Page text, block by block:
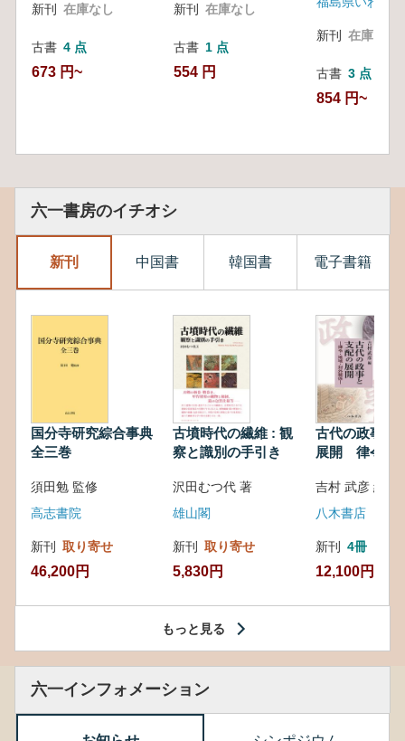
新刊 在庫なし
古書 4 点
673 円~
新刊 在庫なし
古書 1 点
554 円
新刊 在庫なし
古書 3 点
854 円~
六一書房のイチオシ
新刊 中国書 韓国書 電子書籍
国分寺研究綜合事典
全三巻
須田勉 監修
高志書院
新刊 取り寄せ
46,200円
古墳時代の繊維 : 観
察と識別の手引き
沢田むつ代 著
雄山閣
新刊 取り寄せ
5,830円
古代の政事と
展開 律令・
吉村 武彦 編集
八木書店
新刊 4冊
12,100円
もっと見る
六一インフォメーション